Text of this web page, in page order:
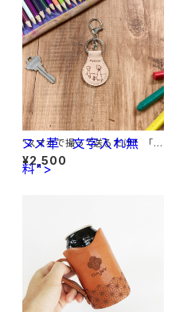
ヌメ革 文字入れ無
料">
"スマホで撮って送るだけ" 「子
供の絵」から作る世界で一つの
キーホルダー <丸型> ヌメ
¥2,500